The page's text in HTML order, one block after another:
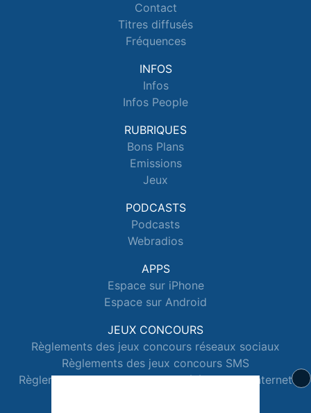
Contact
Titres diffusés
Fréquences
INFOS
Infos
Infos People
RUBRIQUES
Bons Plans
Emissions
Jeux
PODCASTS
Podcasts
Webradios
APPS
Espace sur iPhone
Espace sur Android
JEUX CONCOURS
Règlements des jeux concours réseaux sociaux
Règlements des jeux concours SMS
Règlements des jeux concours téléphone et internet